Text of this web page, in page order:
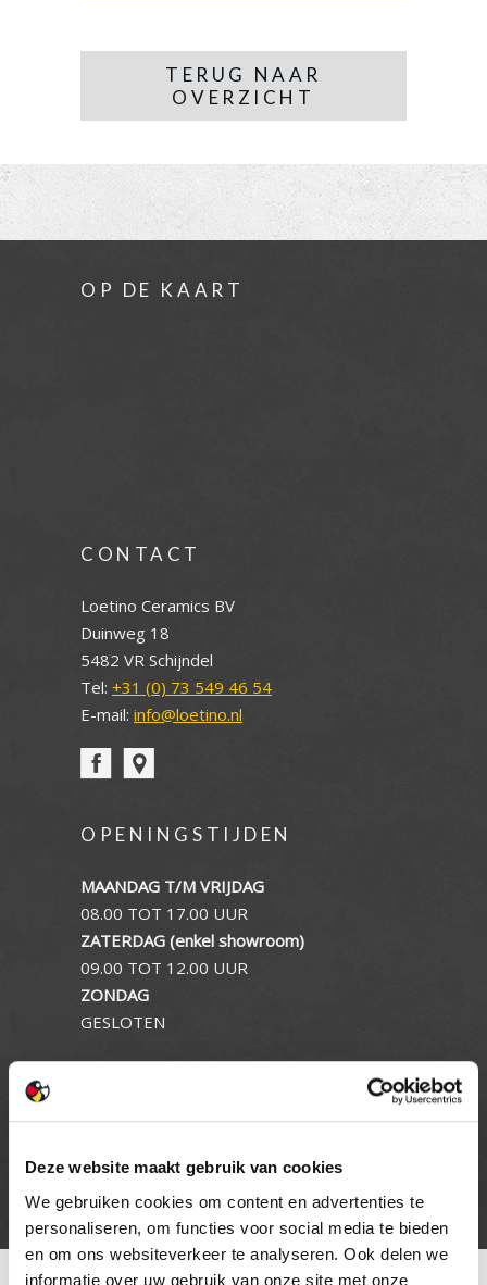
Deze website maakt gebruik van cookies
We gebruiken cookies om content en advertenties te
personaliseren, om functies voor social media te bieden
en om ons websiteverkeer te analyseren. Ook delen we
informatie over uw gebruik van onze site met onze
TERUG NAAR
OVERZICHT
OP DE KAART
CONTACT
Loetino Ceramics BV
Duinweg 18
5482 VR Schijndel
Tel: +31 (0) 73 549 46 54
E-mail: info@loetino.nl
OPENINGSTIJDEN
MAANDAG T/M VRIJDAG
08.00 TOT 17.00 UUR
ZATERDAG (enkel showroom)
09.00 TOT 12.00 UUR
ZONDAG
GESLOTEN
Cookie beleid
Contact